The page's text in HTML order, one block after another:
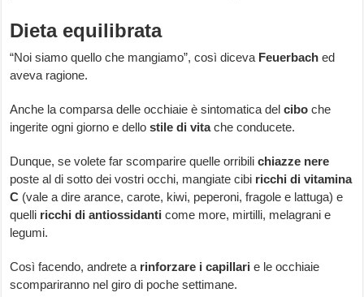
Dieta equilibrata
“Noi siamo quello che mangiamo”, così diceva Feuerbach ed
aveva ragione.
Anche la comparsa delle occhiaie è sintomatica delcibo che
ingerite ogni giorno e dello stile di vitache conducete.
Dunque, se volete far scomparire quelle orribilichiazze nere
poste al di sotto dei vostri occhi, mangiate cibi ricchi di vitamina
C (vale a dire arance, carote, kiwi, peperoni, fragole e lattuga) e
quelli ricchi di antiossidanti come more, mirtilli, melagrani e
legumi.
Così facendo, andrete a rinforzare i capillari e le occhiaie
scompariranno nel giro di poche settimane.